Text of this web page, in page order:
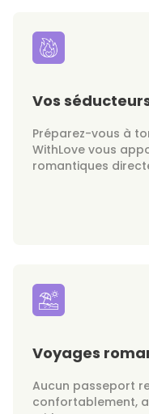
Vos
Préparez-vous à
WithLove vous
romantiques
Voyages
Aucun passeport
confortablement,